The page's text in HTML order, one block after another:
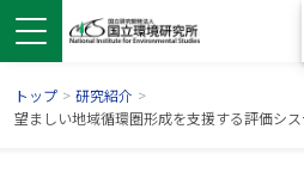
トップ > 研究紹介 >
望ましい地域循環圏形成を支援する評価シ